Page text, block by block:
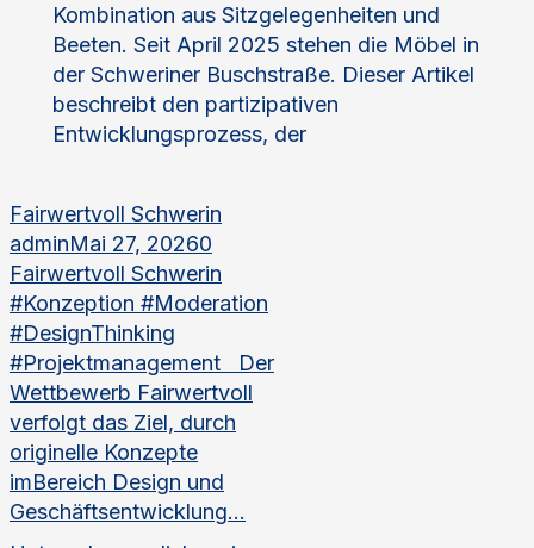
Kombination aus Sitzgelegenheiten und
Beeten. Seit April 2025 stehen die Möbel in
der Schweriner Buschstraße. Dieser Artikel
beschreibt den partizipativen
Entwicklungsprozess, der
Fairwertvoll Schwerin
adminMai 27, 20260
Fairwertvoll Schwerin
#Konzeption #Moderation
#DesignThinking
#Projektmanagement Der
Wettbewerb Fairwertvoll
verfolgt das Ziel, durch
originelle Konzepte
imBereich Design und
Geschäftsentwicklung...